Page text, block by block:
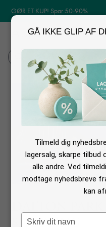
GØR ET KUP! Spar 50-90%
Log ind
Søg
SHOPPING
GÅ IKKE GLIP AF
Tilmeld dig
lagersalg, skarpe
alle andre. Ved
modtage nyhedsbreve
kan
Type